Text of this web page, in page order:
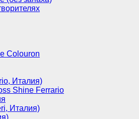
Colouron
Италия)
Shine Ferrario
Италия)